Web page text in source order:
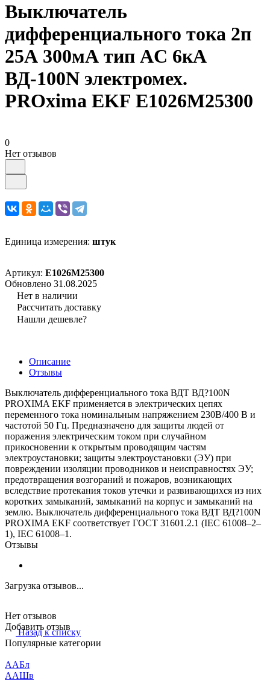
Выключатель
дифференциального тока 2п
25А 300мА тип AC 6кА
ВД-100N электромех.
PROxima EKF E1026M25300
0
Нет отзывов
Единица измерения: штук
Артикул: E1026M25300
Обновлено 31.08.2025
Нет в наличии
Рассчитать доставку
Нашли дешевле?
Описание
Отзывы
Выключатель дифференциального тока ВДТ ВД?100N
PROXIMA EKF применяется в электрических цепях
переменного тока номинальным напряжением 230В/400 В и
частотой 50 Гц. Предназначено для защиты людей от
поражения электрическим током при случайном
прикосновении к открытым проводящим частям
электроустановки; защиты электроустановки (ЭУ) при
повреждении изоляции проводников и неисправностях ЭУ;
предотвращения возгораний и пожаров, возникающих
вследствие протекания токов утечки и развивающихся из них
коротких замыканий, замыканий на корпус и замыканий на
землю. Выключатель дифференциального тока ВДТ ВД?100N
PROXIMA EKF соответствует ГОСТ 31601.2.1 (IEC 61008–2–
1), IEC 61008–1.
Отзывы
Загрузка отзывов...
Нет отзывов
Добавить отзыв
Назад к списку
Популярные категории
ААБл
ААШв